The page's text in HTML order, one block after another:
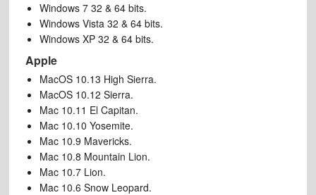
Windows 7 32 & 64 bits.
Windows Vista 32 & 64 bits.
Windows XP 32 & 64 bits.
Apple
MacOS 10.13 High Sierra.
MacOS 10.12 Sierra.
Mac 10.11 El Capitan.
Mac 10.10 Yosemite.
Mac 10.9 Mavericks.
Mac 10.8 Mountain Lion.
Mac 10.7 Lion.
Mac 10.6 Snow Leopard.